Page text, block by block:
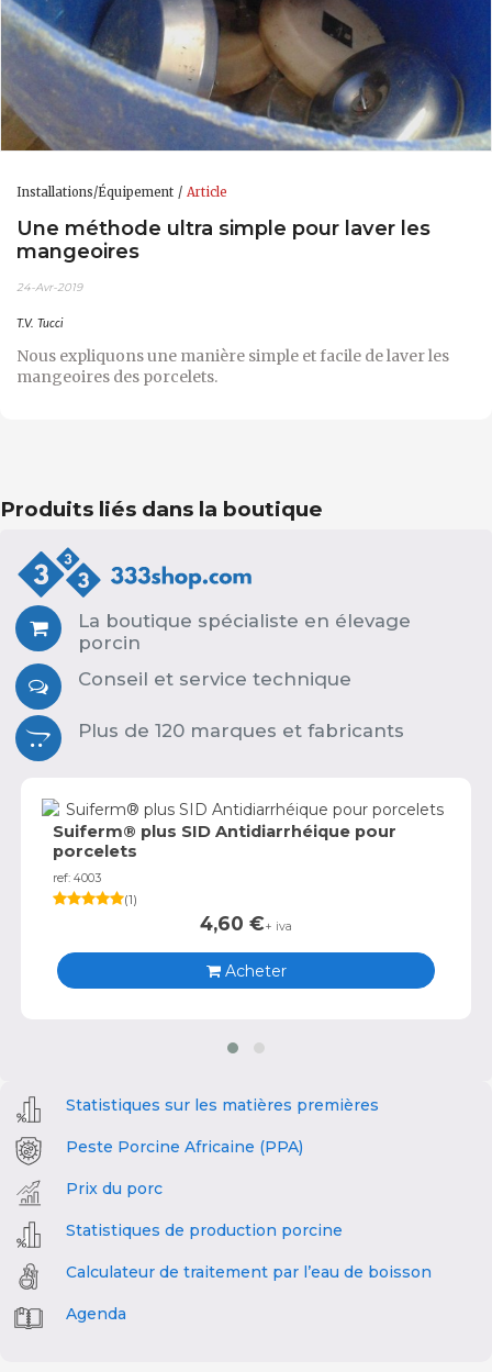
Installations/Équipement Article
Une méthode ultra simple pour laver les
mangeoires
24-Avr-2019
T.V. Tucci
Nous expliquons une manière simple et facile de laver les
mangeoires des porcelets.
Produits liés dans la boutique
La boutique spécialiste en élevage
porcin
Conseil et service technique
Plus de 120 marques et fabricants
Suiferm® plus SID Antidiarrhéique pour
porcelets
ref: 4003
(1)
4,60 €+ iva
Acheter
Statistiques sur les matières premières
Peste Porcine Africaine (PPA)
Prix du porc
Statistiques de production porcine
Calculateur de traitement par l’eau de boisson
Agenda